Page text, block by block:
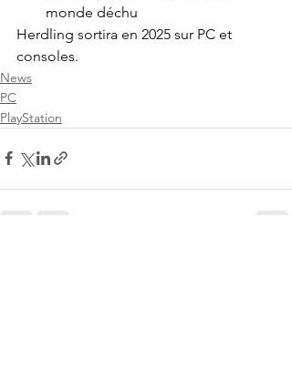
monde déchu
Herdling sortira en 2025 sur PC et
consoles.
News
PC
PlayStation